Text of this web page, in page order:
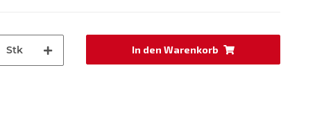
Stk In den Warenkorb